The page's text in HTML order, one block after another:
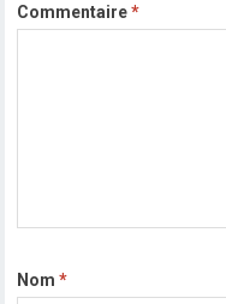
Commentaire*
Nom*